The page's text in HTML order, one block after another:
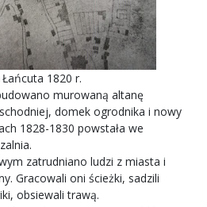
Łańcuta 1820 r.
murowaną altanę
domek ogrodnika i nowy
1828-1830 powstała we
zatrudniano ludzi z miasta i
Gracowali oni ścieżki, sadzili
obsiewali trawą.